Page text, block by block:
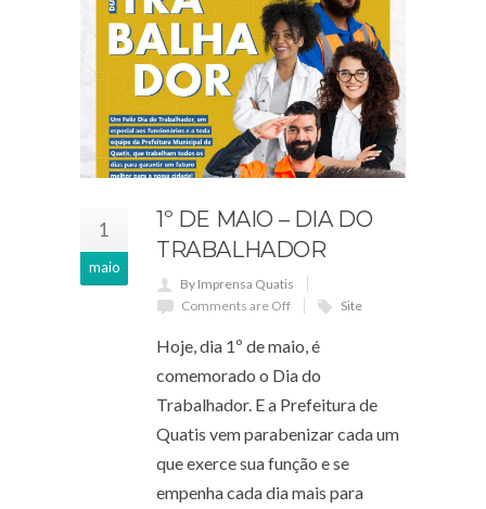
1
maio
1º DE MAIO – DIA DO
TRABALHADOR
By Imprensa Quatis
Comments are Off
Site
Hoje, dia 1º de maio, é
comemorado o Dia do
Trabalhador. E a Prefeitura de
Quatis vem parabenizar cada um
que exerce sua função e se
empenha cada dia mais para